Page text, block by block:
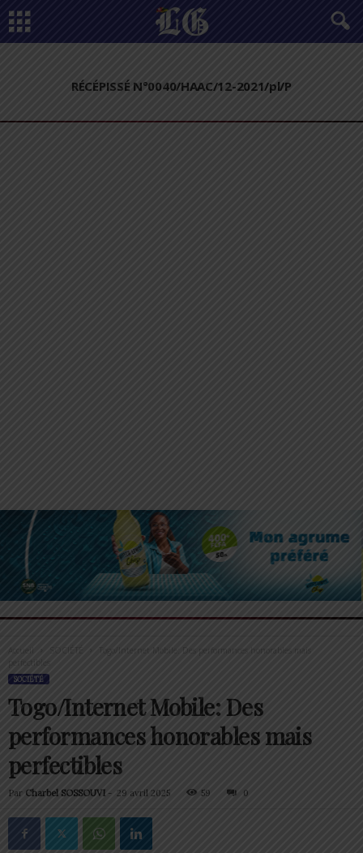
RÉCÉPISSÉ N°0040/HAAC/12-2021/pl/P
Accueil
Togo/Internet Mobile: Des performances honorables mais
SOCIÉTÉ
Togo/Internet Mobile: Des
performances honorables mais
perfectibles
Par Charbel SOSSOUVI - 29 avril 2025 59 0